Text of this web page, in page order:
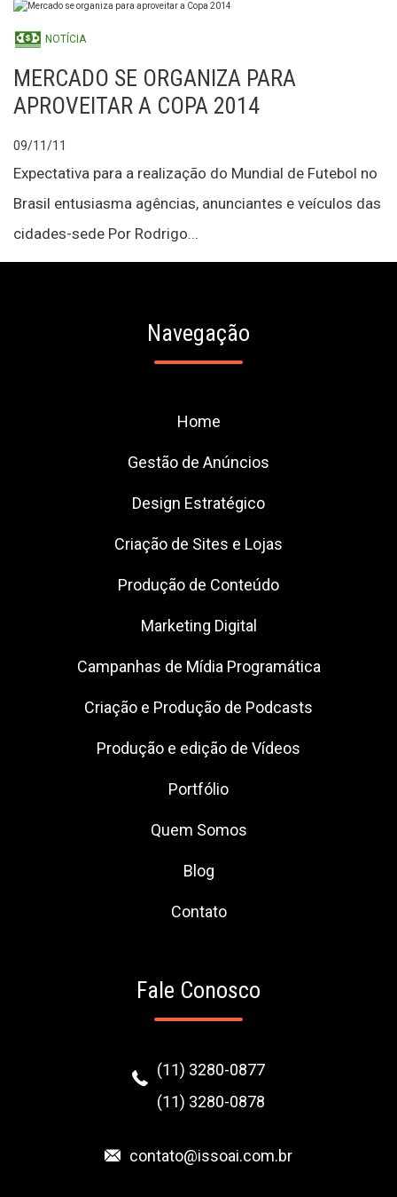
NOTÍCIA
MERCADO SE ORGANIZA PARA
APROVEITAR A COPA 2014
09/11/11
Expectativa para a realização do Mundial de Futebol no
Brasil entusiasma agências, anunciantes e veículos das
cidades-sede Por Rodrigo...
Navegação
Home
Gestão de Anúncios
Design Estratégico
Criação de Sites e Lojas
Produção de Conteúdo
Marketing Digital
Campanhas de Mídia Programática
Criação e Produção de Podcasts
Produção e edição de Vídeos
Portfólio
Quem Somos
Blog
Contato
Fale Conosco
(11) 3280-0877
(11) 3280-0878
contato@issoai.com.br